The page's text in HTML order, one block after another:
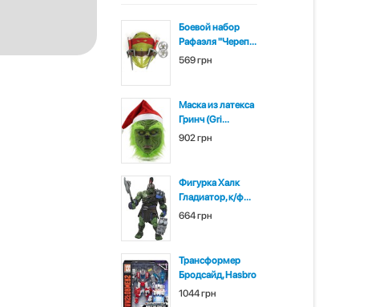
Боевой набор
Рафаэля "Череп...
569 грн
Маска из латекса
Гринч (Gri...
902 грн
Фигурка Халк
Гладиатор, к/ф...
664 грн
Трансформер
Бродсайд, Hasbro
1044 грн